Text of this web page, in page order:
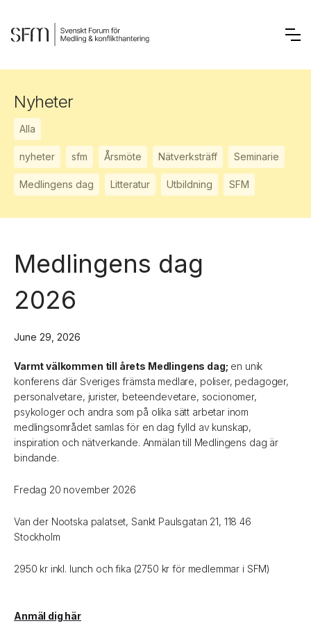
Nyheter
Alla
nyheter sfm Årsmöte Nätverksträff Seminarie
Medlingens dag Litteratur Utbildning SFM
Medlingens dag
2026
June 29, 2026
Varmt välkommen till årets Medlingens dag; en unik
konferens där Sveriges främsta medlare, poliser, pedagoger,
personalvetare, jurister, beteendevetare, socionomer,
psykologer och andra som på olika sätt arbetar inom
medlingsområdet samlas för en dag fylld av kunskap,
inspiration och nätverkande. Anmälan till Medlingens dag är
bindande.
Fredag 20 november 2026
Van der Nootska palatset, Sankt Paulsgatan 21, 118 46
Stockholm
2950 kr inkl. lunch och fika (2750 kr för medlemmar i SFM)
Anmäl dig här